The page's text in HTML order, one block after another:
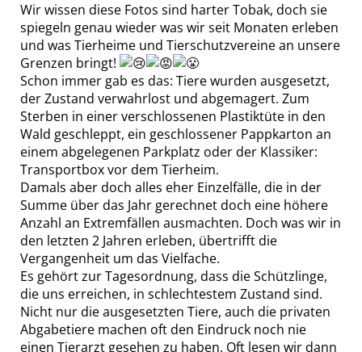
Wir wissen diese Fotos sind harter Tobak, doch sie
spiegeln genau wieder was wir seit Monaten erleben
und was Tierheime und Tierschutzvereine an unsere
Grenzen bringt!
Schon immer gab es das: Tiere wurden ausgesetzt,
der Zustand verwahrlost und abgemagert. Zum
Sterben in einer verschlossenen Plastiktüte in den
Wald geschleppt, ein geschlossener Pappkarton an
einem abgelegenen Parkplatz oder der Klassiker:
Transportbox vor dem Tierheim.
Damals aber doch alles eher Einzelfälle, die in der
Summe über das Jahr gerechnet doch eine höhere
Anzahl an Extremfällen ausmachten. Doch was wir in
den letzten 2 Jahren erleben, übertrifft die
Vergangenheit um das Vielfache.
Es gehört zur Tagesordnung, dass die Schützlinge,
die uns erreichen, in schlechtestem Zustand sind.
Nicht nur die ausgesetzten Tiere, auch die privaten
Abgabetiere machen oft den Eindruck noch nie
einen Tierarzt gesehen zu haben. Oft lesen wir dann